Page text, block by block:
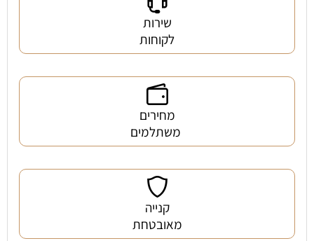
שירות
לקוחות
מחירים
משתלמים
קנייה
מאובטחת